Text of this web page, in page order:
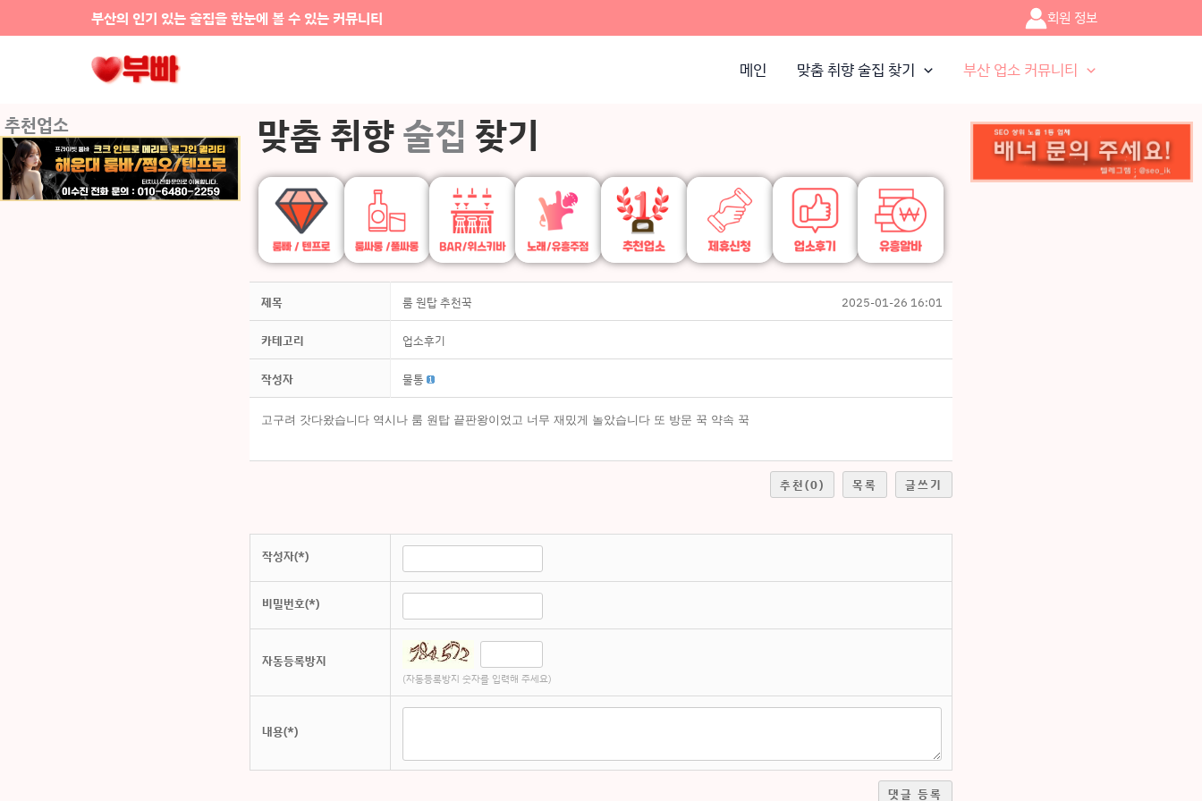
건너뛰기
부산의 인기 있는 술집을 한눈에 볼 수 있는 커뮤니티 회원 정보
메인 맞춤 취향 술집 찾기 부산 업소 커뮤니티
추천업소 맞춤 취향술집 찾기
제목 룸 원탑 추천꾹 2025-01-26 16:01
카테고리 업소후기
작성자 물통
고구려 갓다왔습니다 역시나 룸 원탑 끝판왕이었고 너무 재밌게 놀았습니다 또 방문 꾹 약속 꾹
추천(0) 목록 글쓰기
작성자(*)
비밀번호(*)
자동등록방지
(자동등록방지 숫자를 입력해 주세요)
내용(*)
댓글 등록